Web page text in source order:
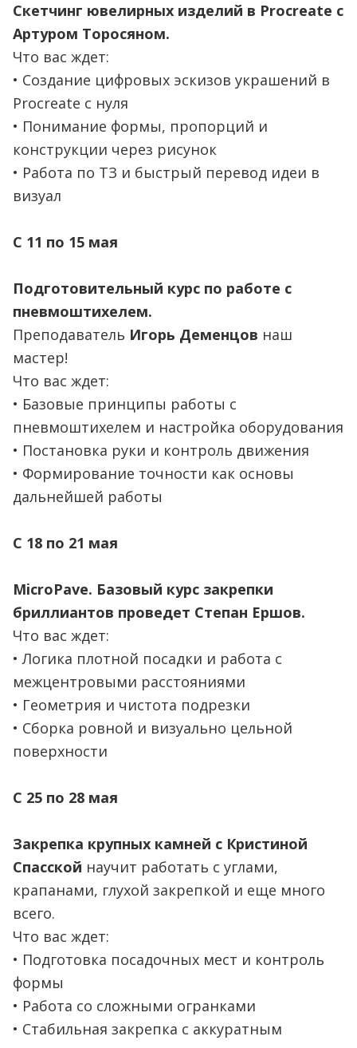
Скетчинг ювелирных изделий в Procreate с
Артуром Торосяном.
Что вас ждет:
• Создание цифровых эскизов украшений в
Procreate с нуля
• Понимание формы, пропорций и
конструкции через рисунок
• Работа по ТЗ и быстрый перевод идеи в
визуал
С 11 по 15 мая
Подготовительный курс по работе с
пневмоштихелем.
Преподаватель Игорь Деменцов наш
мастер!
Что вас ждет:
• Базовые принципы работы с
пневмоштихелем и настройка оборудования
• Постановка руки и контроль движения
• Формирование точности как основы
дальнейшей работы
С 18 по 21 мая
MicroPаvе. Базовый курс закрепки
бриллиантов проведет Степан Ершов.
Что вас ждет:
• Логика плотной посадки и работа с
межцентровыми расстояниями
• Геометрия и чистота подрезки
• Сборка ровной и визуально цельной
поверхности
С 25 по 28 мая
Закрепка крупных камней с Кристиной
Спасской научит работать с углами,
крапанами, глухой закрепкой и еще много
всего.
Что вас ждет:
• Подготовка посадочных мест и контроль
формы
• Работа со сложными огранками
• Стабильная закрепка с аккуратным